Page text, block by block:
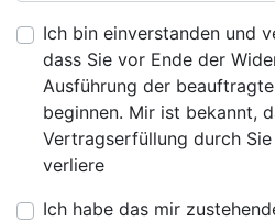
Ich bin einverstanden und
dass Sie vor Ende der
Ausführung der
beginnen. Mir ist bekannt,
Vertragserfüllung durch
verliere
Ich habe das mir